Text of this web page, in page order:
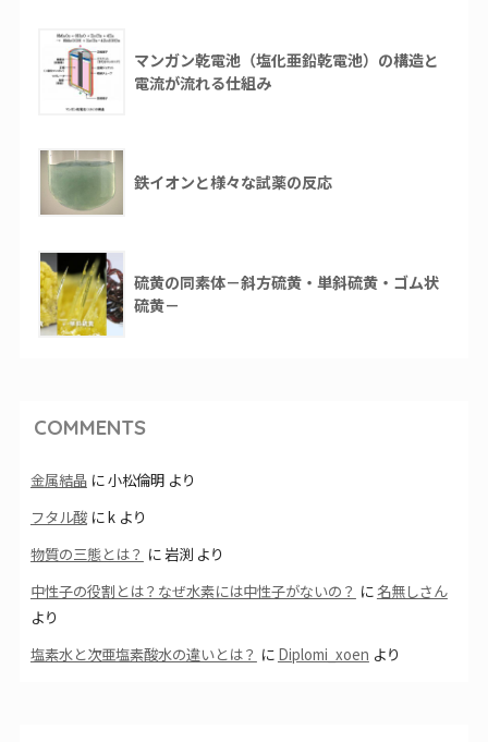
マンガン乾電池（塩化亜鉛乾電池）の構造と
電流が流れる仕組み
鉄イオンと様々な試薬の反応
硫黄の同素体－斜方硫黄・単斜硫黄・ゴム状
硫黄－
COMMENTS
金属結晶に小松倫明より
フタル酸にkより
物質の三態とは？ に岩渕より
中性子の役割とは？なぜ水素には中性子がないの？ に名無しさん
より
塩素水と次亜塩素酸水の違いとは？ に Diplomi_xoen より